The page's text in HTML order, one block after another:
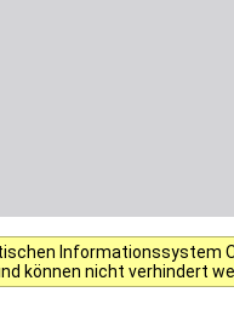
Informationssystem
können nicht verhindert